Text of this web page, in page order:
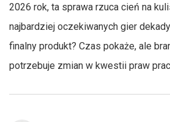
2026 rok, ta sprawa rzuca cień na
najbardziej oczekiwanych gier
finalny produkt? Czas pokaże, ale
potrzebuje zmian w kwestii praw